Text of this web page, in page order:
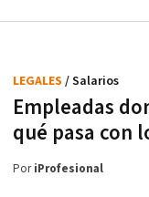
Empleadas
qué pasa con
LEGALES / Salarios
PoriProfesional